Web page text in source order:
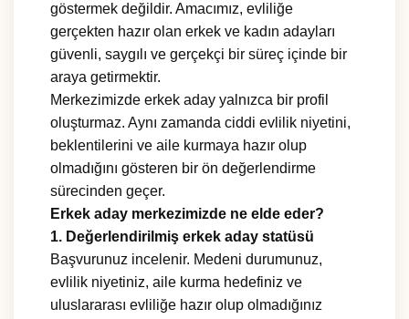
göstermek değildir. Amacımız, evliliğe
gerçekten hazır olan erkek ve kadın adayları
güvenli, saygılı ve gerçekçi bir süreç içinde bir
araya getirmektir.
Merkezimizde erkek aday yalnızca bir profil
oluşturmaz. Aynı zamanda ciddi evlilik niyetini,
beklentilerini ve aile kurmaya hazır olup
olmadığını gösteren bir ön değerlendirme
sürecinden geçer.
Erkek aday merkezimizde ne elde eder?
1. Değerlendirilmiş erkek aday statüsü
Başvurunuz incelenir. Medeni durumunuz,
evlilik niyetiniz, aile kurma hedefiniz ve
uluslararası evliliğe hazır olup olmadığınız